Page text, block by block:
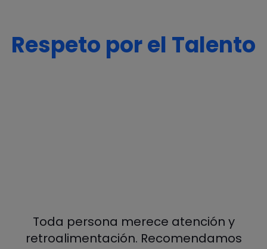
Respeto por el Talento
Toda persona merece atención y
retroalimentación. Recomendamos